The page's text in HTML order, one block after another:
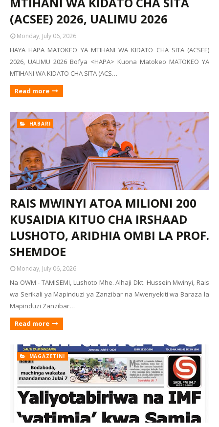
(ACSEE) 2026, UALIMU 2026
Monday, July 06, 2026
HAYA HAPA MATOKEO YA MTIHANI WA KIDATO CHA SITA (ACSEE)
2026, UALIMU 2026 Bofya <HAPA> Kuona Matokeo MATOKEO YA
MTIHANI WA KIDATO CHA SITA (ACS…
Read more
HABARI
RAIS MWINYI ATOA MILIONI 200
KUSAIDIA KITUO CHA IRSHAAD
LUSHOTO, ARIDHIA OMBI LA PROF.
SHEMDOE
Monday, July 06, 2026
Na OWM - TAMISEMI, Lushoto Mhe. Alhaji Dkt. Hussein Mwinyi, Rais
wa Serikali ya Mapinduzi ya Zanzibar na Mwenyekiti wa Baraza la
Mapinduzi Zanzibar…
Read more
MAGAZETINI